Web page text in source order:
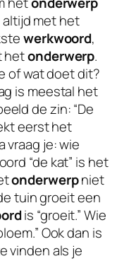
altijd met het
werkwoord,
hetonderwerp.
of wat doet dit?
is meestal het
de zin: “De
eerst het
vraag je: wie
“de kat” is het
onderwerpniet
tuin groeit een
is “groeit.” Wie
Ook dan is
vinden als je